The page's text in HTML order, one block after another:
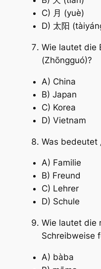
C) 月 (yuè)
D) 太阳
Wie lautet die
(Zhōngguó)?
A) China
B) Japan
C) Korea
D) Vietnam
Was bedeutet
A) Familie
B) Freund
C) Lehrer
D) Schule
Wie lautet die
Schreibweise
A) bàba